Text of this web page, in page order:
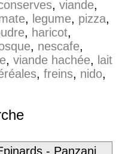
, viande,
, legume, pizza,
, haricot,
, nescafe,
, viande hachée, lait
, freins, nido,
- Panzani